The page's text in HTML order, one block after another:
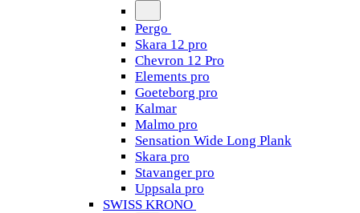
Pergo
Skara 12 pro
Chevron 12 Pro
Elements pro
Goeteborg pro
Kalmar
Malmo pro
Sensation Wide Long Plank
Skara pro
Stavanger pro
Uppsala pro
SWISS KRONO